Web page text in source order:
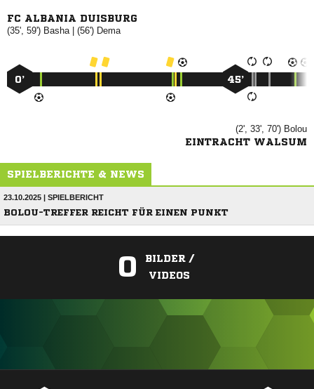
FC ALBANIA DUISBURG
(35', 59') | (56') 
0’ 45’
(2', 33', 70') 
EINTRACHT WALSUM
SPIELBERICHTE & NEWS
23.10.2025 | SPIELBERICHT
BOLOU-TREFFER REICHT FÜR EINEN PUNKT
0
BILDER /
VIDEOS